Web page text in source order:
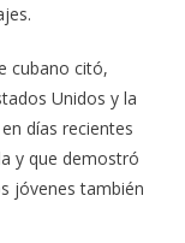
cubano citó,
Unidos y la
días recientes
y que demostró
jóvenes también